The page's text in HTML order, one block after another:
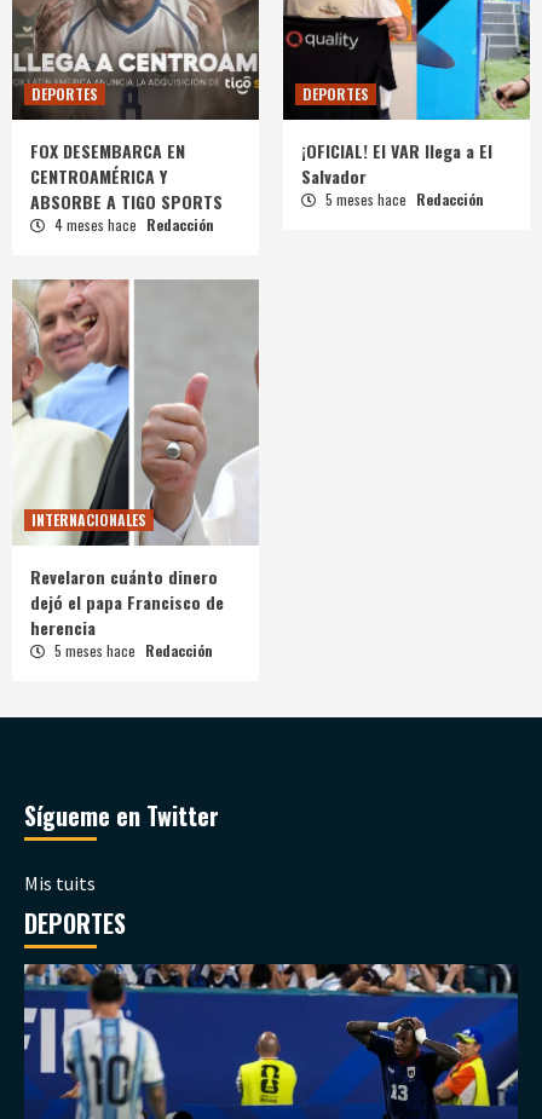
DEPORTES
FOX DESEMBARCA EN
CENTROAMÉRICA Y
ABSORBE A TIGO SPORTS
4 meses hace Redacción
DEPORTES
¡OFICIAL! El VAR llega a El
Salvador
5 meses hace Redacción
INTERNACIONALES
Revelaron cuánto dinero
dejó el papa Francisco de
herencia
5 meses hace Redacción
Sígueme en Twitter
Mis tuits
DEPORTES